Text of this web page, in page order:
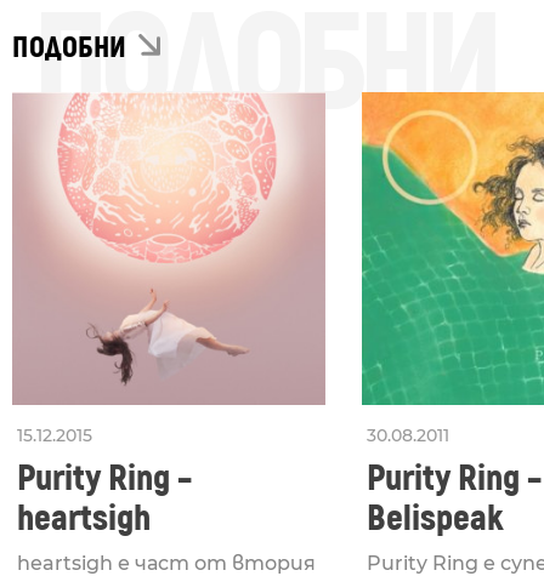
ПОДОБНИ
ПОДОБНИ
15.12.2015
Purity Ring –
heartsigh
heartsigh е част от втория
30.08.2011
Purity Ring –
Belispeak
Purity Ring e